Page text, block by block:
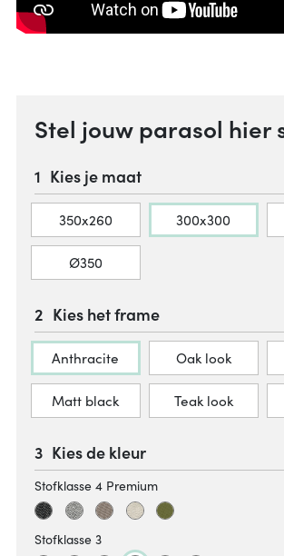
Stel jouw parasol hier
Kies je maat
350x260 300x300
Ø350
Kies het frame
Anthracite Oak look
Matt black Teak look
Kies de kleur
Stofklasse 4 Premium
Stofklasse 3